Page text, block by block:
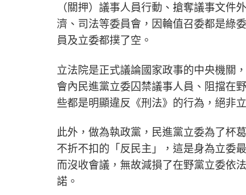
（關押）議事人員行動、搶奪議事文
濟、司法等委員會，因輪值召委都是綠
員及立委都撲了空。
立法院是正式議論國家政事的中央機關
會內民進黨立委囚禁議事人員、阻擋在
些都是明顯違反《刑法》的行為，絕非
此外，做為執政黨，民進黨立委為了杯
不折不扣的「反民主」，這是身為立委
而沒收會議，無故減損了在野黨立委依
諾。